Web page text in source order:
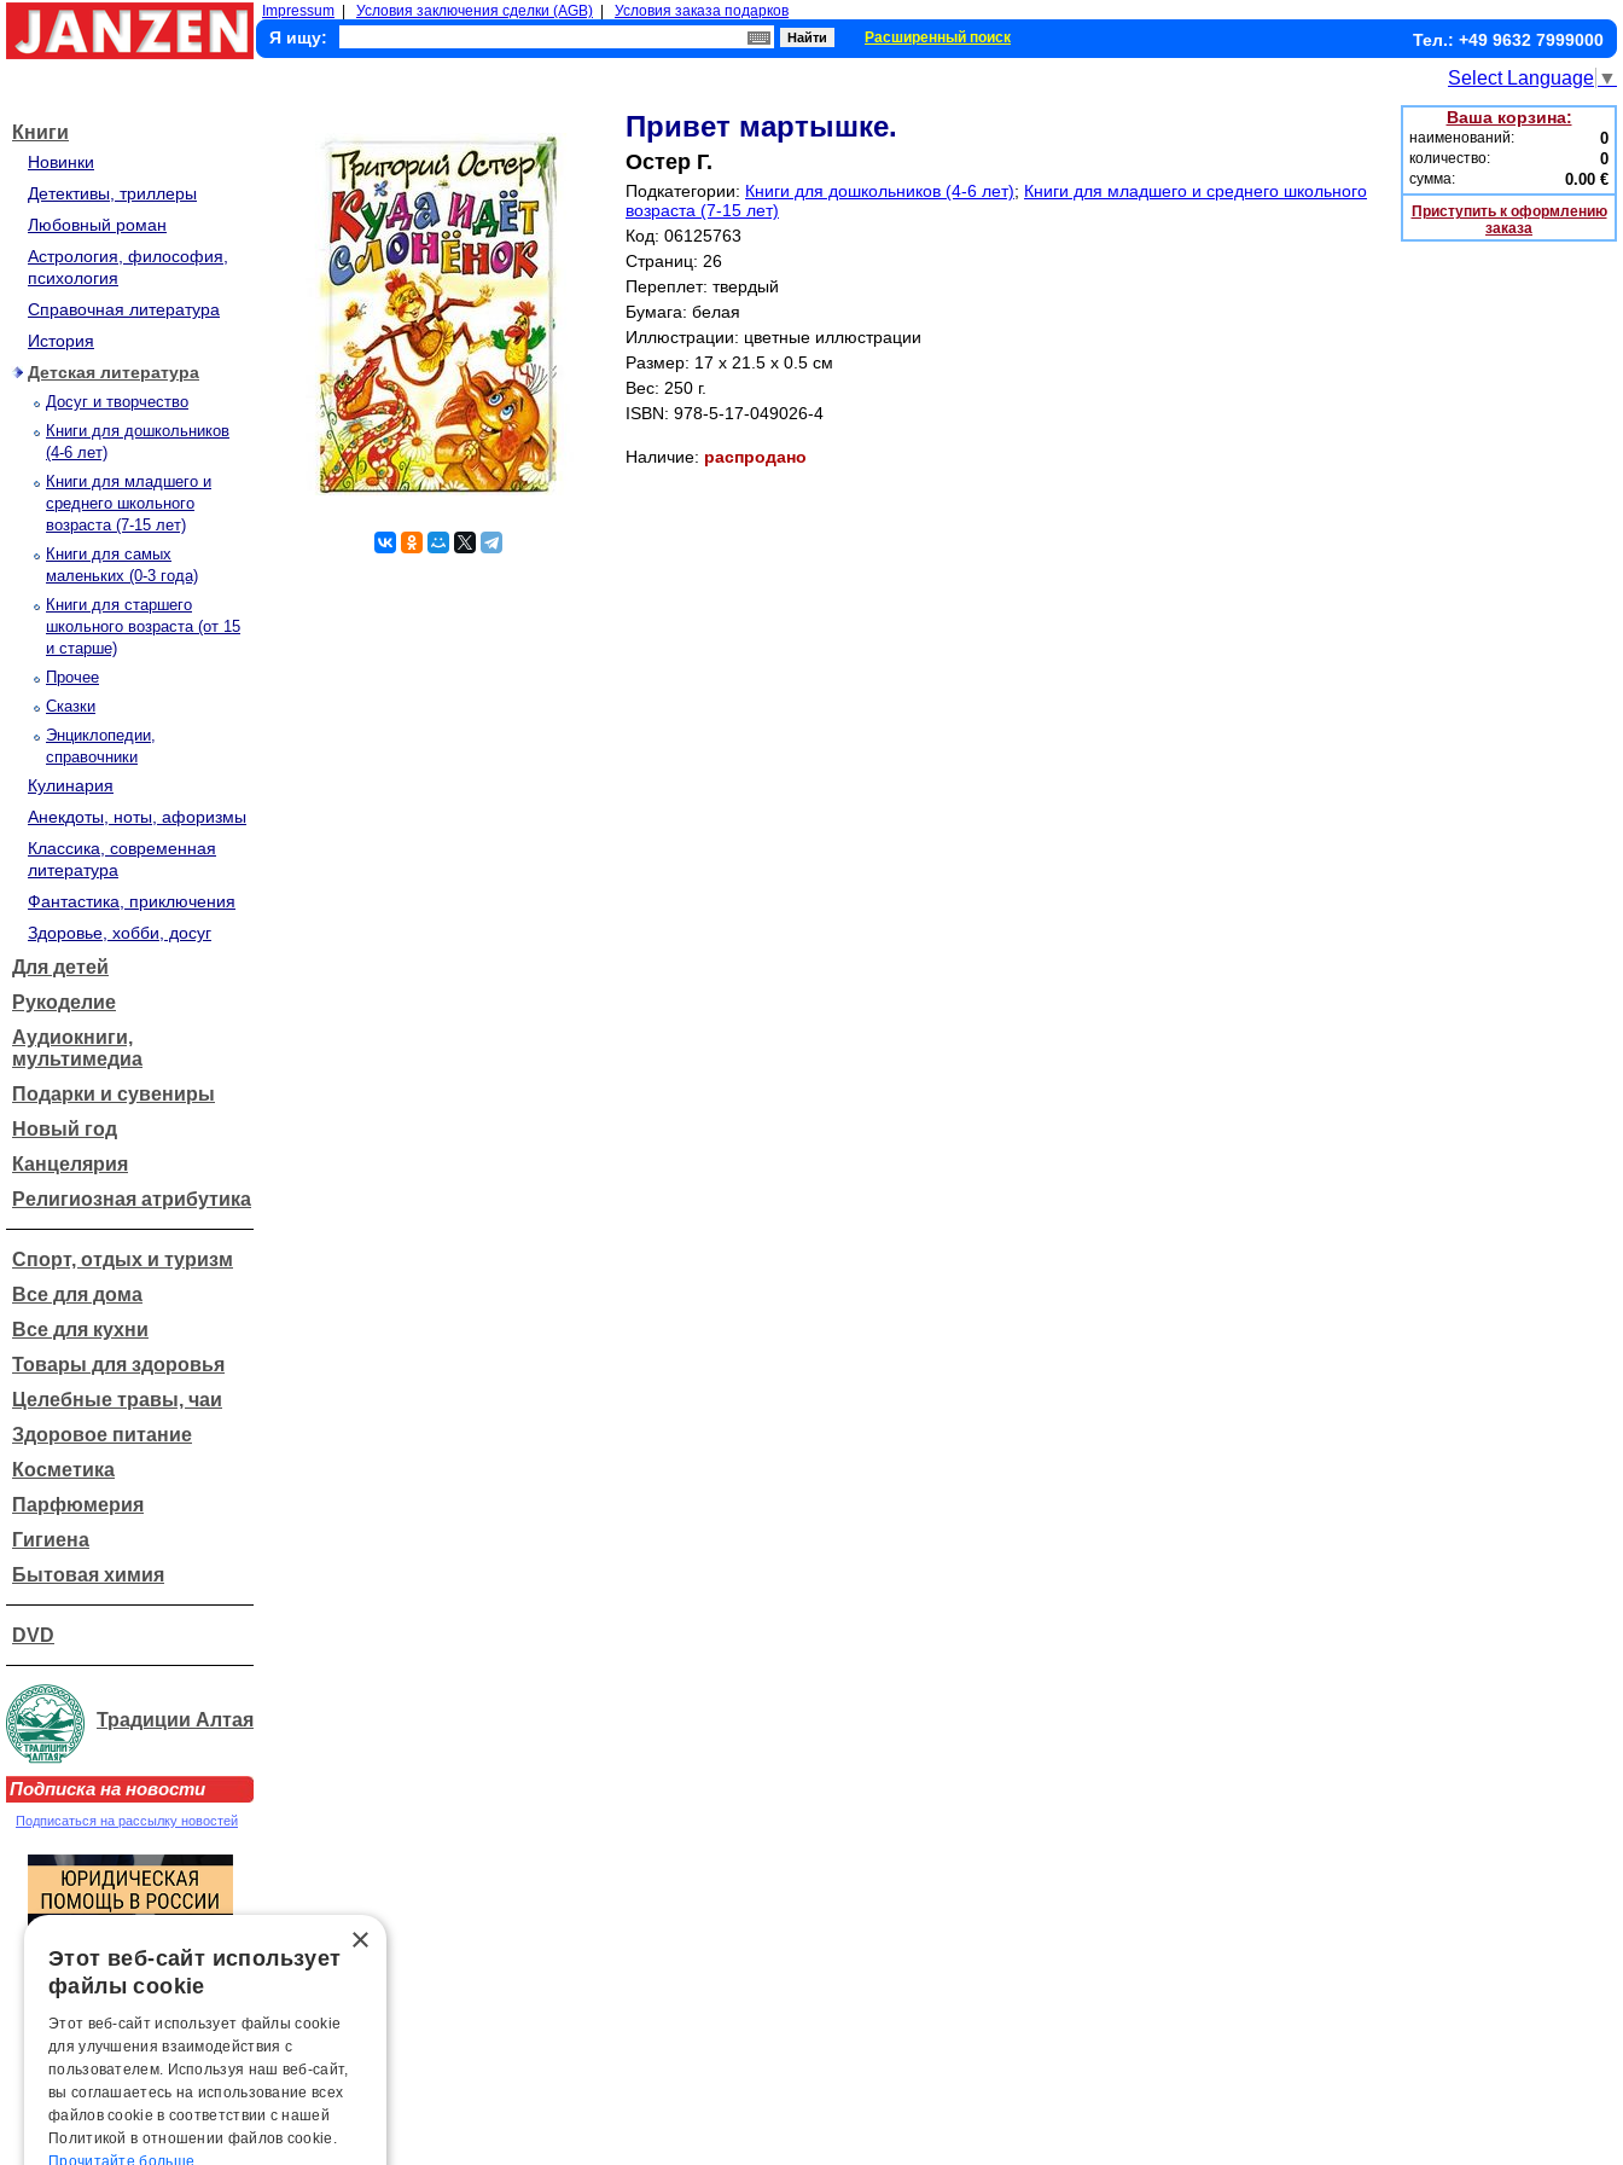
Impressum Условия заключения сделки (AGB) Условия заказа подарков
Я ищу: Расширенный поиск Тел.: +49 9632 7999000
Select Language ▼
Книги
Новинки
Детективы, триллеры
Любовный роман
Астрология, философия,
психология
Справочная литература
История
Детская литература
Досуг и творчество
Книги для дошкольников
(4-6 лет)
Книги для младшего и
среднего школьного
возраста (7-15 лет)
Книги для самых
маленьких (0-3 года)
Книги для старшего
школьного возраста (от 15
и старше)
Прочее
Сказки
Энциклопедии,
справочники
Кулинария
Анекдоты, ноты, афоризмы
Классика, современная
литература
Фантастика, приключения
Здоровье, хобби, досуг
Для детей
Рукоделие
Аудиокниги,
мультимедиа
Подарки и сувениры
Новый год
Канцелярия
Религиозная атрибутика
Спорт, отдых и туризм
Все для дома
Все для кухни
Товары для здоровья
Целебные травы, чаи
Здоровое питание
Косметика
Парфюмерия
Гигиена
Бытовая химия
DVD
Традиции Алтая
Подписка на новости
Подписаться на рассылку новостей
Привет мартышке.
Остер Г.
Подкатегории: Книги для дошкольников (4-6 лет); Книги для младшего и среднего школьного
возраста (7-15 лет)
Код: 06125763
Страниц: 26
Переплет: твердый
Бумага: белая
Иллюстрации: цветные иллюстрации
Размер: 17 x 21.5 x 0.5 см
Вес: 250 г.
ISBN: 978-5-17-049026-4
Наличие: распродано
Ваша корзина:
наименований: 0
количество: 0
сумма: 0.00 €
Приступить к оформлению
заказа
×
Этот веб-сайт использует
файлы cookie
Этот веб-сайт использует файлы cookie
для улучшения взаимодействия с
пользователем. Используя наш веб-сайт,
вы соглашаетесь на использование всех
файлов cookie в соответствии с нашей
Политикой в ​​отношении файлов cookie.
Прочитайте больше